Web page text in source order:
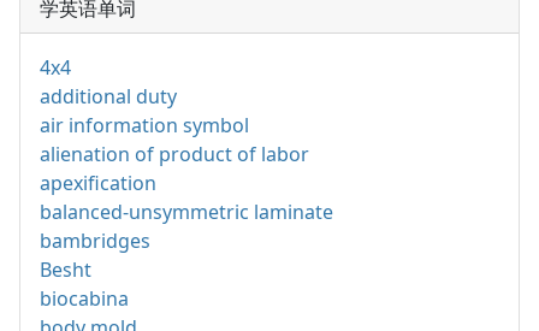
学英语单词
4x4
additional duty
air information symbol
alienation of product of labor
apexification
balanced-unsymmetric laminate
bambridges
Besht
biocabina